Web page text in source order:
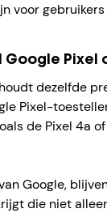
voor
dezelfde
Pixel-
de Pixel 4a
Google,
die niet